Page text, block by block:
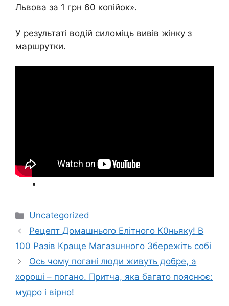
Львова за 1 грн 60 копійок».
У результаті водій силоміць вивів жінку з
маршрутки.
Категорії
Uncategorized
Рецепт Домашньоrо Елітного К0ньяку! В
100 Разів Краще Магазuнного Збережіть собі
Ось чому погані люди живуть добре, а
хороші – погано. Притча, яка багато пояснює:
мудро і вірно!